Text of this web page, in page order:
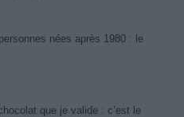
nées après 1980 : le
que je valide : c’est le